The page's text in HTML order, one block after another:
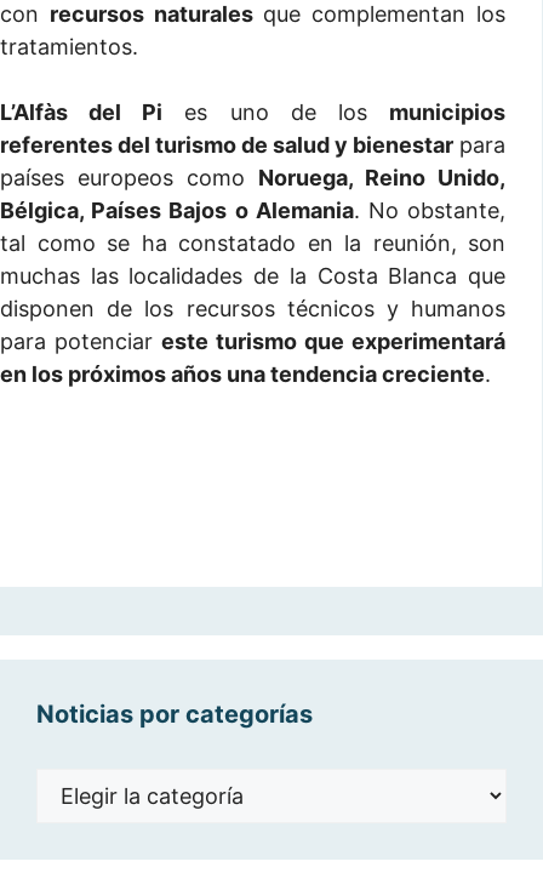
con recursos naturalesque complementan los
tratamientos.
L’Alfàs del Pi es uno de los municipios
referentes del turismo de salud y bienestar para
países europeos como Noruega, Reino Unido,
Bélgica, Países Bajos o Alemania. No obstante,
tal como se ha constatado en la reunión, son
muchas las localidades de la Costa Blanca que
disponen de los recursos técnicos y humanos
para potenciar este turismo que experimentará
en los próximos años una tendencia creciente.
Noticias por categorías
Noticias